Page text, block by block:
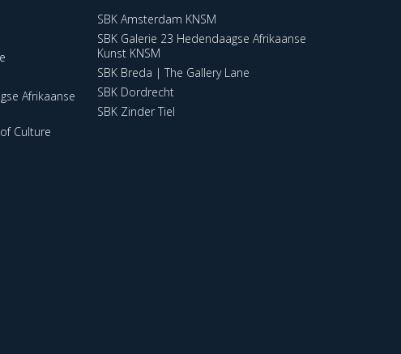
Afrikaanse
Culture
SBK Amsterdam KNSM
SBK Galerie 23 Hedendaagse Afrikaanse
Kunst KNSM
SBK Breda | The Gallery Lane
SBK Dordrecht
SBK Zinder Tiel